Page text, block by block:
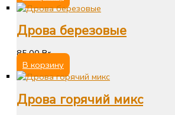
Дрова березовые
85,00Br
В корзину
Дрова горячий микс